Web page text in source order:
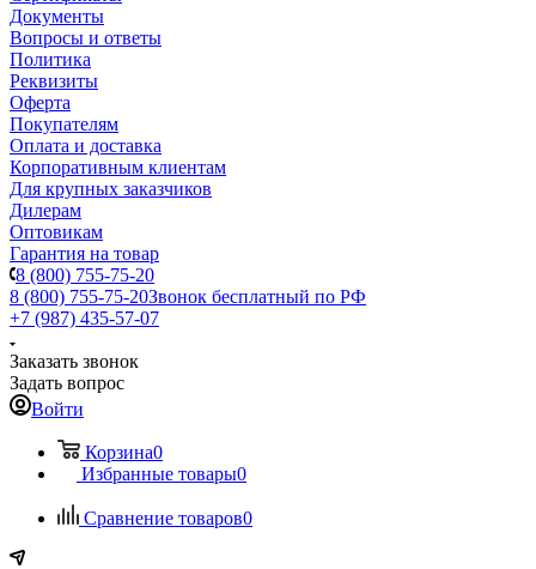
Документы
Вопросы и ответы
Политика
Реквизиты
Оферта
Покупателям
Оплата и доставка
Корпоративным клиентам
Для крупных заказчиков
Дилерам
Оптовикам
Гарантия на товар
8 (800) 755-75-20
8 (800) 755-75-20Звонок бесплатный по РФ
+7 (987) 435-57-07
Заказать звонок
Задать вопрос
Войти
Корзина0
Избранные товары0
Сравнение товаров0